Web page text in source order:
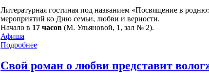
Литературная гостиная под названием «Посвящение в
мероприятий ко Дню семьи, любви и верности.
Начало в 17 часов (М. Ульяновой, 1, зал № 2).
Афиша
Подробнее
Свой роман о любви представит